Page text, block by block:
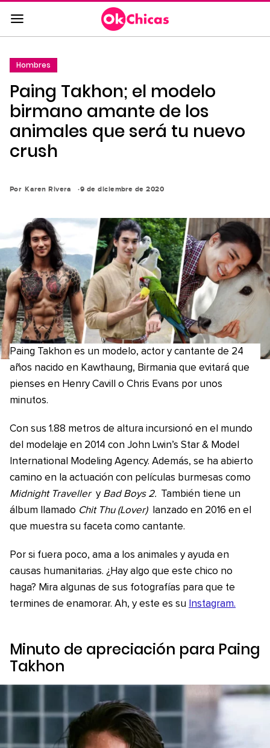
Saltar
al
contenido
a
la
navegación
principal
Hombres
Paing Takhon; el modelo
birmano amante de los
animales que será tu nuevo
crush
Por Karen Rivera 9 de diciembre de 2020
Paing Takhon es un modelo, actor y cantante de 24
años nacido en Kawthaung, Birmania que evitará que
pienses en Henry Cavill o Chris Evans por unos
minutos.
Con sus 1.88 metros de altura incursionó en el mundo
del modelaje en 2014 con John Lwin’s Star & Model
International Modeling Agency. Además, se ha abierto
camino en la actuación con películas burmesas como
Midnight Traveller yBad Boys 2. También tiene un
álbum llamado Chit Thu (Lover)
lanzado en 2016 en el
que muestra su faceta como cantante.
Por si fuera poco, ama a los animales y ayuda en
causas humanitarias. ¿Hay algo que este chico no
haga? Mira algunas de sus fotografías para que te
termines de enamorar. Ah, y este es su Instagram.
Minuto de apreciación para Paing
Takhon